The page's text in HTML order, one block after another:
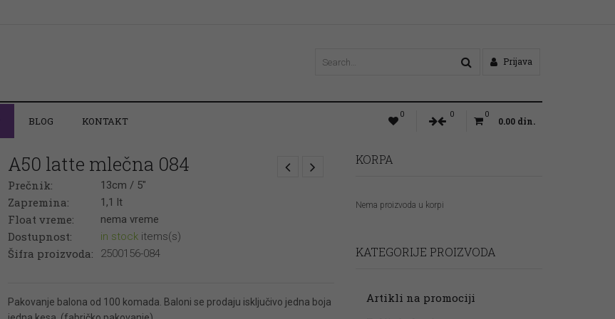
Prijava
BLOG KONTAKT
0 0 0
0.00 din.
KORPA
Nema proizvoda u korpi
KATEGORIJE PROIZVODA
Artikli na promociji
A50 latte mlečna 084
Prečnik: 13cm / 5"
Zapremina: 1,1 lt
Float vreme: nema vreme
Dostupnost: in stock items(s)
Šifra proizvoda: 2500156-084
Pakovanje balona od 100 komada. Baloni se prodaju isključivo jedna boja